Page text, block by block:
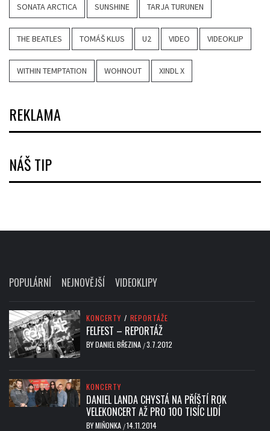
SONATA ARCTICA SUNSHINE TARJA TURUNEN
THE BEATLES TOMÁŠ KLUS U2 VIDEO VIDEOKLIP
WITHIN TEMPTATION WOHNOUT XINDL X
REKLAMA
NÁŠ TIP
POPULÁRNÍ NEJNOVĚJŠÍ VIDEOKLIPY
KONCERTY / REPORTÁŽE
FELFEST – REPORTÁŽ
BYDANIEL BŘEZINA /3.7.2012
KONCERTY
DANIEL LANDA CHYSTÁ NA PŘÍŠTÍ ROK
VELEKONCERT AŽ PRO 100 TISÍC LIDÍ
BYMIŇONKA /14.11.2014